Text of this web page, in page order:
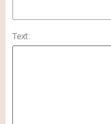
Text: